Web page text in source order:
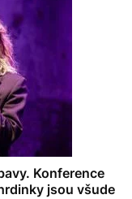
Konference
jsou všude